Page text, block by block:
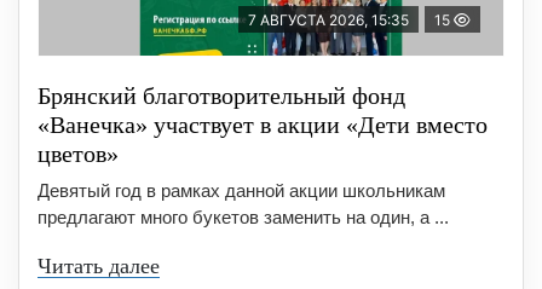
7 АВГУСТА 2026, 15:35 15
Брянский благотворительный фонд
«Ванечка» участвует в акции «Дети вместо
цветов»
Девятый год в рамках данной акции школьникам
предлагают много букетов заменить на один, а ...
Читать далее